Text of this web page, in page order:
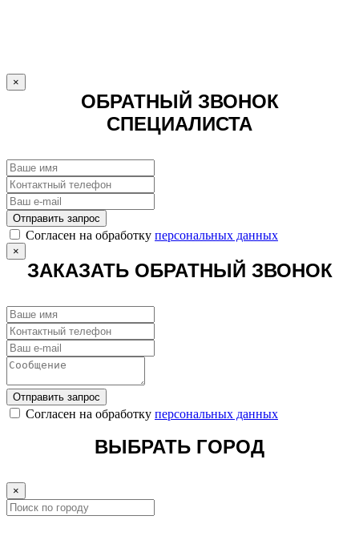
×
ОБРАТНЫЙ ЗВОНОК
СПЕЦИАЛИСТА
Отправить запрос
Cогласен на обработку персональных данных
×
ЗАКАЗАТЬ ОБРАТНЫЙ ЗВОНОК
Отправить запрос
Cогласен на обработку персональных данных
ВЫБРАТЬ ГОРОД
×